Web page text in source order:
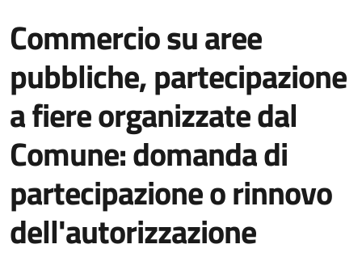
Commercio su aree
pubbliche, partecipazione
a fiere organizzate dal
Comune: domanda di
partecipazione o rinnovo
dell'autorizzazione